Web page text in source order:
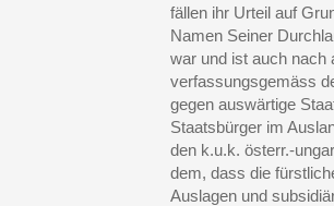
fällen ihr Urteil auf
Namen Seiner
war und ist auch nach
verfassungsgemäss
gegen auswärtige
Staatsbürger im
den k.u.k. österr.-
dem, dass die
Auslagen und